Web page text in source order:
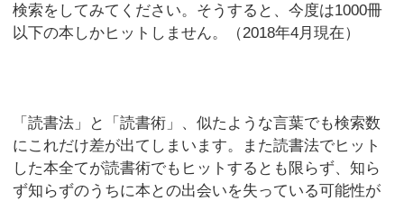
検索をしてみてください。そうすると、今度は1000冊
以下の本しかヒットしません。（2018年4月現在）
「読書法」と「読書術」、似たような言葉でも検索数
にこれだけ差が出てしまいます。また読書法でヒット
した本全てが読書術でもヒットするとも限らず、知ら
ず知らずのうちに本との出会いを失っている可能性が